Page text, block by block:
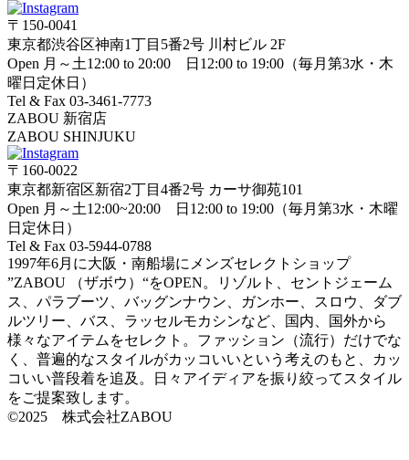
〒150-0041
東京都渋谷区神南1丁目5番2号 川村ビル 2F
Open 月～土12:00 to 20:00 日12:00 to 19:00（毎月第3水・木
曜日定休日）
Tel & Fax 03-3461-7773
ZABOU 新宿店
ZABOU SHINJUKU
〒160-0022
東京都新宿区新宿2丁目4番2号 カーサ御苑101
Open 月～土12:00~20:00 日12:00 to 19:00（毎月第3水・木曜
日定休日）
Tel & Fax 03-5944-0788
1997年6月に大阪・南船場にメンズセレクトショップ
”ZABOU （ザボウ）“をOPEN。リゾルト、セントジェーム
ス、パラブーツ、バッグンナウン、ガンホー、スロウ、ダブ
ルツリー、バス、ラッセルモカシンなど、国内、国外から
様々なアイテムをセレクト。ファッション（流行）だけでな
く、普遍的なスタイルがカッコいいという考えのもと、カッ
コいい普段着を追及。日々アイディアを振り絞ってスタイル
をご提案致します。
©2025 株式会社ZABOU